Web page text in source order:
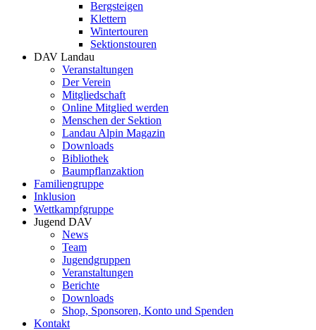
Bergsteigen
Klettern
Wintertouren
Sektionstouren
DAV Landau
Veranstaltungen
Der Verein
Mitgliedschaft
Online Mitglied werden
Menschen der Sektion
Landau Alpin Magazin
Downloads
Bibliothek
Baumpflanzaktion
Familiengruppe
Inklusion
Wettkampfgruppe
Jugend DAV
News
Team
Jugendgruppen
Veranstaltungen
Berichte
Downloads
Shop, Sponsoren, Konto und Spenden
Kontakt